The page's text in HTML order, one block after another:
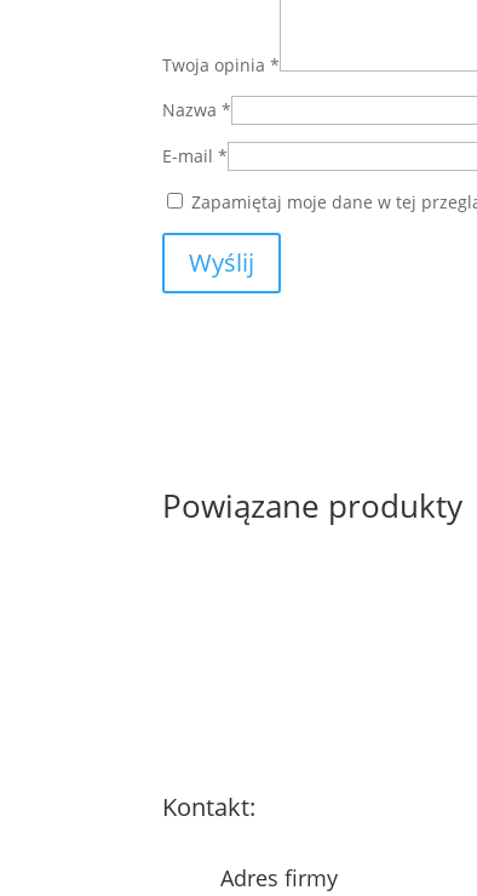
Twoja opinia*
Nazwa*
E-mail*
Zapamiętaj moje dane w tej
Powiązane produkty
Kontakt:
Adres firmy